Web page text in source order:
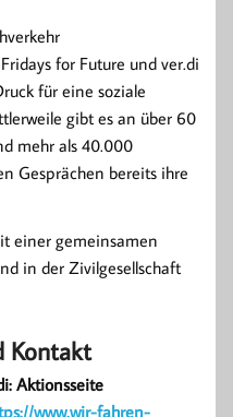
for Future und ver.di
für eine soziale
gibt es an über 60
mehr als 40.000
Gesprächen bereits ihre
einer gemeinsamen
in der Zivilgesellschaft
Kontakt
Aktionsseite
www.wir-fahren-